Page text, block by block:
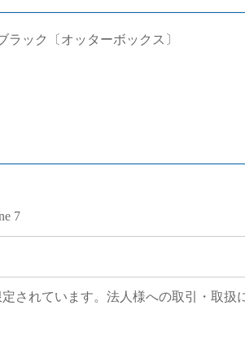
ック〔オッターボックス〕
7
されています。法人様への取引・取扱